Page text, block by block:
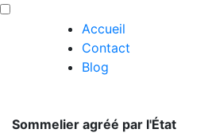
Skip
Accueil
Contact
Blog
Sommelier agréé par l'État
Panneau de gestion des cookies